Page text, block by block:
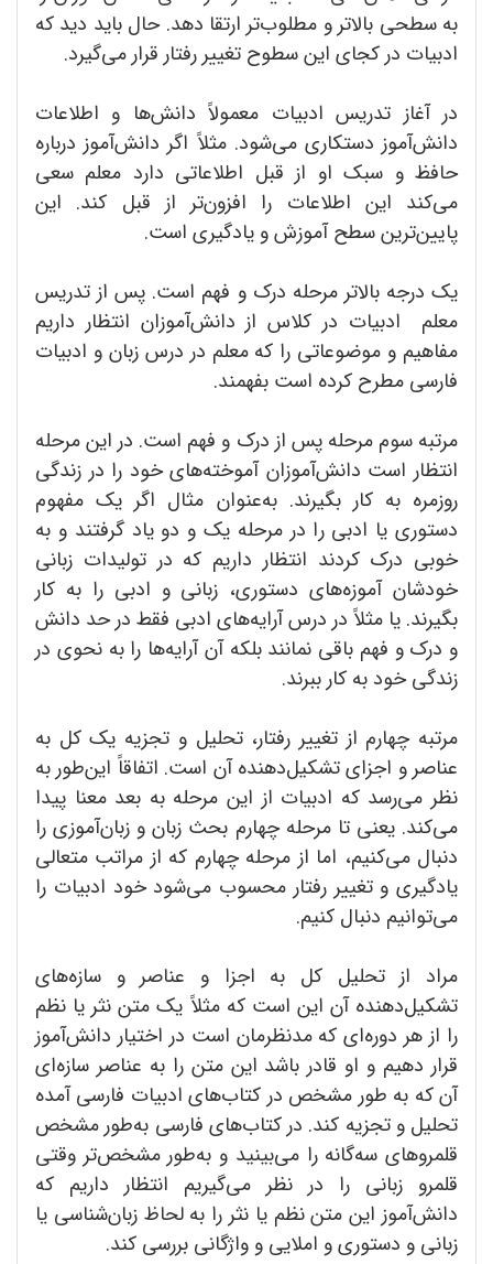
به سطحی بالاتر و مطلوب‌تر ارتقا دهد. حال باید دید که
ادبیات در کجای این سطوح تغییر رفتار قرار می‌گیرد.
در آغاز تدریس ادبیات معمولاً دانش‌‌ها و اطلاعات
دانش‌آموز دستکاری می‌‌شود. مثلاً اگر دانش‌آموز درباره
حافظ و سبک او از قبل اطلاعاتی دارد معلم سعی
می‌کند این اطلاعات را افزون‌تر از قبل کند. این
پایین‌ترین سطح آموزش و یادگیری است.
یک درجه بالاتر مرحله درک و فهم است. پس از تدریس
معلم ادبیات در کلاس از دانش‌آموزان انتظار داریم
مفاهیم و موضوعاتی را که معلم در درس زبان و ادبیات
فارسی مطرح کرده است بفهمند.
مرتبه سوم مرحله پس از درک و فهم است. در این مرحله
انتظار است دانش‌آموزان آموخته‌های خود را در زندگی
روزمره به کار بگیرند. به‌عنوان مثال اگر یک مفهوم
دستوری یا ادبی را در مرحله یک و دو یاد گرفتند و به
خوبی درک کردند انتظار داریم که در تولیدات زبانی
خودشان آموزه‌های دستوری، زبانی و ادبی را به کار
بگیرند. یا مثلاً در درس آرایه‌های ادبی فقط در حد دانش
و درک و فهم باقی نمانند بلکه آن آرایه‌ها را به نحوی در
زندگی خود به کار ببرند.
مرتبه چهارم از تغییر رفتار، تحلیل و تجزیه یک کل به
عناصر و اجزای تشکیل‌دهنده آن است. اتفاقاً این‌طور به
نظر می‌رسد که ادبیات از این مرحله به بعد معنا پیدا
می‌کند. یعنی تا مرحله چهارم بحث زبان و زبان‌آموزی را
دنبال می‌کنیم، اما از مرحله چهارم که از مراتب متعالی
یادگیری و تغییر رفتار محسوب می‌شود خود ادبیات را
می‌توانیم دنبال کنیم.
مراد از تحلیل کل به اجزا و عناصر و سازه‌های
تشکیل‌دهنده آن این است که مثلاً یک متن نثر یا نظم
را از هر دوره‌ای که مد‌نظرمان است در اختیار دانش‌آموز
قرار دهیم و او قادر باشد این متن را به عناصر سازه‌ای
آن که به طور مشخص در کتاب‌های ادبیات فارسی آمده
تحلیل و تجزیه کند. در کتاب‌های فارسی به‌طور مشخص
قلمروهای سه‌گانه را می‌بینید و به‌طور مشخص‌تر وقتی
قلمرو زبانی را در نظر می‌گیریم انتظار داریم که
دانش‌آموز این متن نظم یا نثر را به لحاظ زبان‌شناسی یا
زبانی و دستوری و املایی و واژگانی بررسی کند.